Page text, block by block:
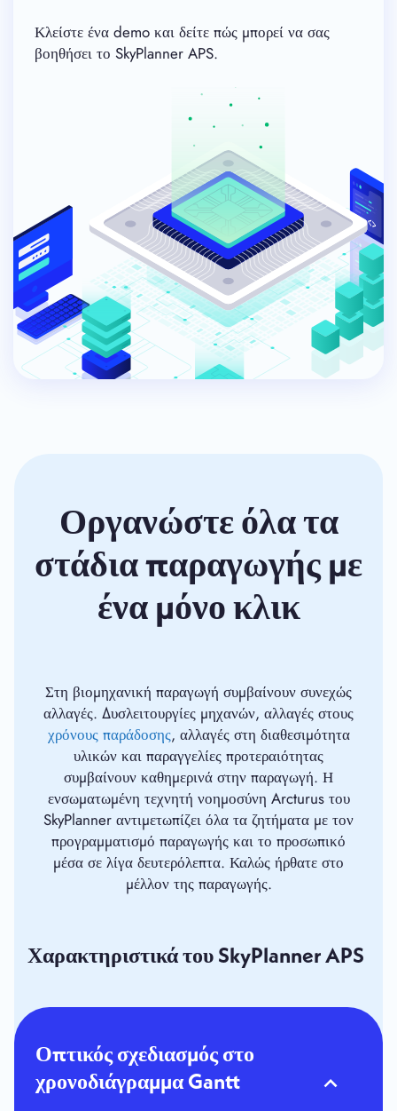
Κλείστε ένα demo και δείτε πώς μπορεί να σας
βοηθήσει το SkyPlanner APS.
Οργανώστε όλα τα
στάδια παραγωγής με
ένα μόνο κλικ
Στη βιομηχανική παραγωγή συμβαίνουν συνεχώς
αλλαγές. Δυσλειτουργίες μηχανών, αλλαγές στους
χρόνους παράδοσης, αλλαγές στη διαθεσιμότητα
υλικών και παραγγελίες προτεραιότητας
συμβαίνουν καθημερινά στην παραγωγή. Η
ενσωματωμένη τεχνητή νοημοσύνη Arcturus του
SkyPlanner αντιμετωπίζει όλα τα ζητήματα με τον
προγραμματισμό παραγωγής και το προσωπικό
μέσα σε λίγα δευτερόλεπτα. Καλώς ήρθατε στο
μέλλον της παραγωγής.
Χαρακτηριστικά του SkyPlanner APS
Οπτικός σχεδιασμός στο
χρονοδιάγραμμα Gantt